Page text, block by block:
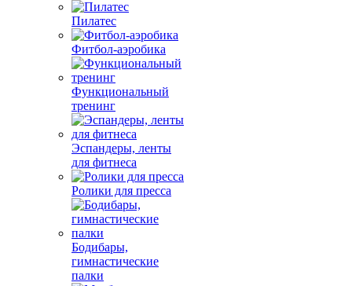
Пилатес
Фитбол-аэробика
Функциональный
тренинг
Эспандеры, ленты
для фитнеса
Ролики для пресса
Бодибары,
гимнастические
палки